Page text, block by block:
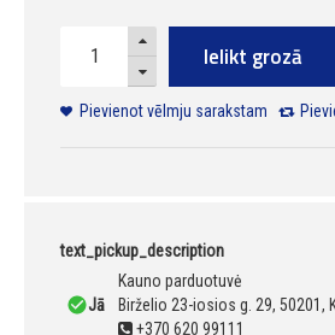
Ielikt grozā
Pievienot vēlmju sarakstam
text_pickup_description
Jā
Kauno parduotuvė
Birželio 23-iosios g. 29, 50201,
+370 620 99111